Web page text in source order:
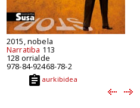
2015, nobela
Narratiba 113
128 orrialde
978-84-92468-78-2
aurkibidea